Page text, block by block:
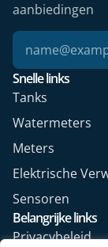
Snelle links
Tanks
Watermeters
Meters
Elektrische
Sensoren
Belangrijke links
Privacybeleid
aanbiedingen